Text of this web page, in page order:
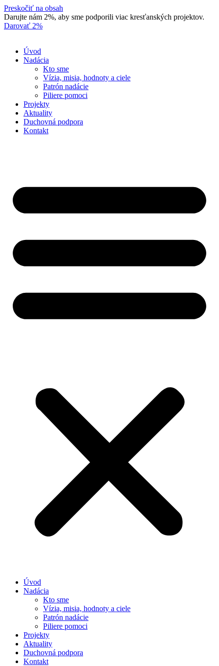
Preskočiť na obsah
Darujte nám 2%, aby sme podporili viac kresťanských projektov.
Darovať 2%
Úvod
Nadácia
Kto sme
Vízia, misia, hodnoty a ciele
Patrón nadácie
Piliere pomoci
Projekty
Aktuality
Duchovná podpora
Kontakt
Úvod
Nadácia
Kto sme
Vízia, misia, hodnoty a ciele
Patrón nadácie
Piliere pomoci
Projekty
Aktuality
Duchovná podpora
Kontakt